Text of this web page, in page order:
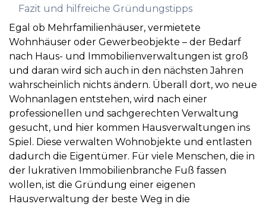
Fazit und hilfreiche Gründungstipps
Egal ob Mehrfamilienhäuser, vermietete
Wohnhäuser oder Gewerbeobjekte – der Bedarf
nach Haus- und Immobilienverwaltungen ist groß
und daran wird sich auch in den nächsten Jahren
wahrscheinlich nichts ändern. Überall dort, wo neue
Wohnanlagen entstehen, wird nach einer
professionellen und sachgerechten Verwaltung
gesucht, und hier kommen Hausverwaltungen ins
Spiel. Diese verwalten Wohnobjekte und entlasten
dadurch die Eigentümer. Für viele Menschen, die in
der lukrativen Immobilienbranche Fuß fassen
wollen, ist die Gründung einer eigenen
Hausverwaltung der beste Weg in die